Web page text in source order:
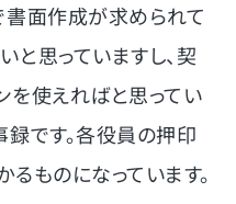
書面作成が求められて
と思っていますし、契
を使えればと思ってい
録です。各役員の押印
ものになっています。